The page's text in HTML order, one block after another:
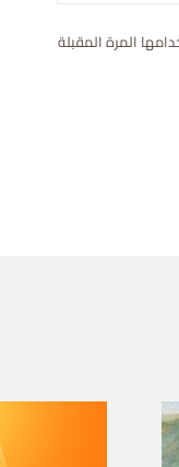
المرة المقبلة